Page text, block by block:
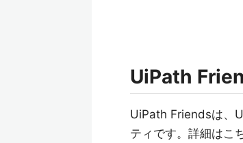
UiPath
UiPath Friendsは、
ティです。詳細はこ